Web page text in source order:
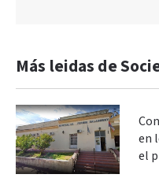
Más leidas de
en
el